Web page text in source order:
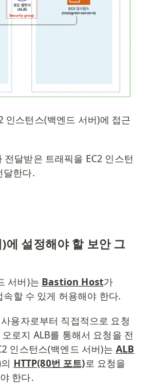
인스턴스(백엔드 서버)에 접근
전달받은 트래픽을 EC2 인스턴
달한다.
)에 설정해야 할 보안 그
서버)는 Bastion Host
속할 수 있게 허용해야 한다.
용자로부터 직접적으로 요청
로지 ALB를 통해서 요청을 전
인스턴스(백엔드 서버)는 ALB
HTTP(80번 포트)로 요청을
한다.